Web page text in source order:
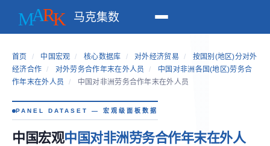
马克集数
首页 / 中国宏观 / 核心数据库 / 对外经济贸易 /
按国别(地区)分对外
经济合作 / 对外劳务合作年末在外人员 /
中国对非洲各国(地区)劳务合
作年末在外人员
/ 中国对非洲劳务合作年末在外人员
PANEL DATASET — 宏观级面板数据
中国宏观中国对非洲劳务合作年末在外人